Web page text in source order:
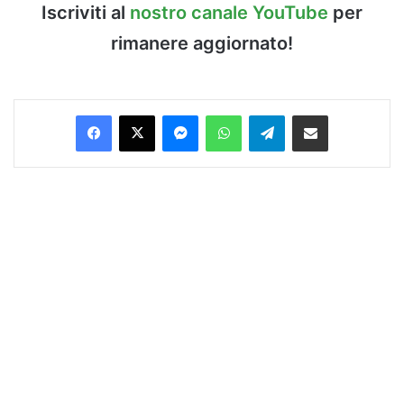
Iscriviti al nostro canale YouTube per
rimanere aggiornato!
Facebook
X MessengerWhatsAppTelegramCondividi via Email